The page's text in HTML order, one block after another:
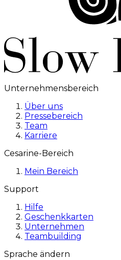
Unternehmensbereich
Über uns
Pressebereich
Team
Karriere
Cesarine-Bereich
Mein Bereich
Support
Hilfe
Geschenkkarten
Unternehmen
Teambuilding
Sprache ändern